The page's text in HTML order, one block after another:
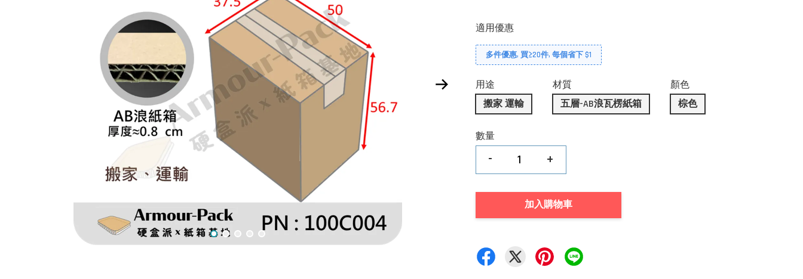
適用優惠
多件優惠, 買≥20件, 每個省下 $1
用途
搬家 運輸
材質
五層-AB浪瓦楞紙箱
顏色
棕色
數量
- +
加入購物車